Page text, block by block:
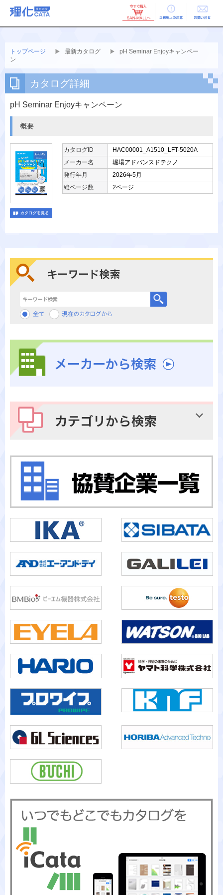
ご利用上の お問い合せ
トップページ 最新カタログ
pH Seminar Enjoyキャンペー
ン
カタログ詳細
pH Seminar Enjoyキャンペーン
概要
カタログID
HAC00001_A1510_LFT-5020A
メーカー名
堀場アドバンスドテクノ
発行年月
2026年5月
総ページ数
2ページ
キーワード検索